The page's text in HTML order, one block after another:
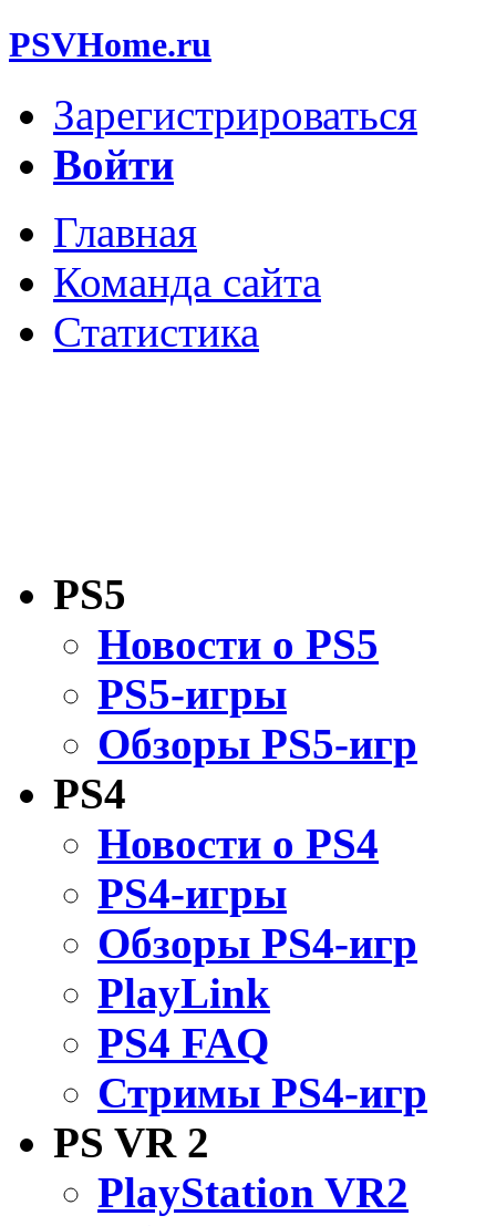
PSVHome.ru
Зарегистрироваться
Войти
Главная
Команда сайта
Статистика
PS5
Новости о PS5
PS5-игры
Обзоры PS5-игр
PS4
Новости о PS4
PS4-игры
Обзоры PS4-игр
PlayLink
PS4 FAQ
Стримы PS4-игр
PS VR 2
PlayStation VR2